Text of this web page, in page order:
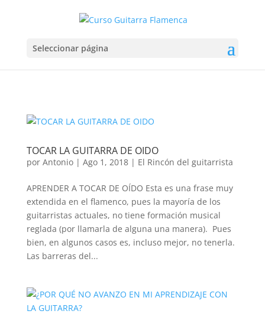
Seleccionar página
TOCAR LA GUITARRA DE OIDO
por Antonio| Ago 1, 2018| El Rincón del guitarrista
APRENDER A TOCAR DE OÍDO Esta es una frase muy
extendida en el flamenco, pues la mayoría de los
guitarristas actuales, no tiene formación musical
reglada (por llamarla de alguna una manera). Pues
bien, en algunos casos es, incluso mejor, no tenerla.
Las barreras del...